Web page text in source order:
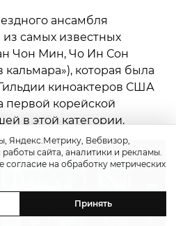
ансамбля
самых известных
Чон Мин, Чо Ин Сон
которая была
киноактеров США
первой корейской
в этой категории.
Яндекс.Метрику, Вебвизор,
сайта, аналитики и рекламы.
согласие на обработку метрических
Принять